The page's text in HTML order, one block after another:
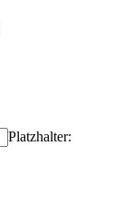
Platzhalter: